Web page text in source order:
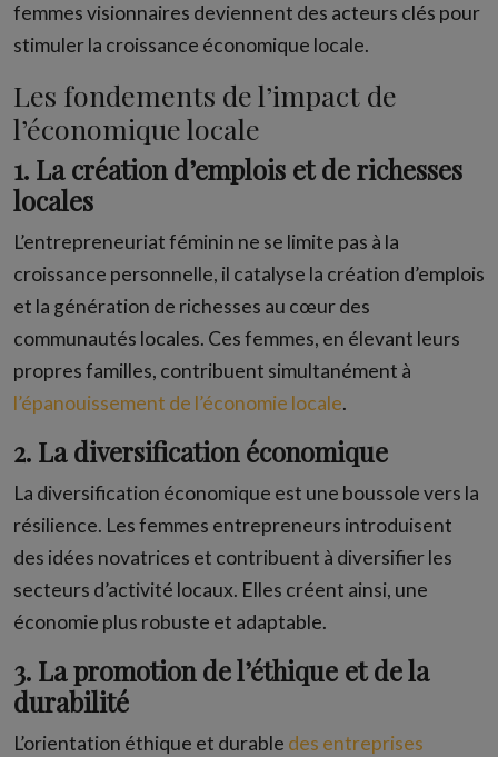
femmes visionnaires deviennent des acteurs clés pour
stimuler la croissance économique locale.
Les fondements de l’impact de
l’économique locale
1. La création d’emplois et de richesses
locales
L’entrepreneuriat féminin ne se limite pas à la
croissance personnelle, il catalyse la création d’emplois
et la génération de richesses au cœur des
communautés locales. Ces femmes, en élevant leurs
propres familles, contribuent simultanément à
l’épanouissement de l’économie locale.
2. La diversification économique
La diversification économique est une boussole vers la
résilience. Les femmes entrepreneurs introduisent
des idées novatrices et contribuent à diversifier les
secteurs d’activité locaux. Elles créent ainsi, une
économie plus robuste et adaptable.
3. La promotion de l’éthique et de la
durabilité
L’orientation éthique et durable des entreprises